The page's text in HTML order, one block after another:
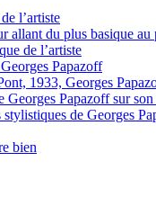
l’artiste
allant du plus basique au
de l’artiste
Papazoff
1933, Georges
Georges Papazoff sur
de Georges
bien